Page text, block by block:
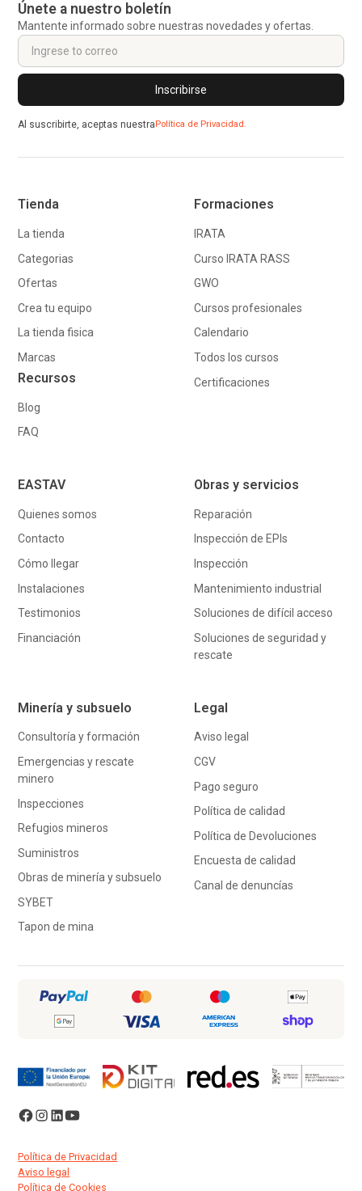
Únete a nuestro boletín
Mantente informado sobre nuestras novedades y ofertas.
Al suscribirte, aceptas nuestra Política de Privacidad.
Tienda
La tienda
Categorias
Ofertas
Crea tu equipo
La tienda fisica
Marcas
Recursos
Blog
FAQ
Formaciones
IRATA
Curso IRATA RASS
GWO
Cursos profesionales
Calendario
Todos los cursos
Certificaciones
EASTAV
Quienes somos
Contacto
Cómo llegar
Instalaciones
Testimonios
Financiación
Obras y servicios
Reparación
Inspección de EPIs
Inspección
Mantenimiento industrial
Soluciones de difícil acceso
Soluciones de seguridad y
rescate
Minería y subsuelo
Consultoría y formación
Emergencias y rescate
minero
Inspecciones
Refugios mineros
Suministros
Obras de minería y subsuelo
SYBET
Tapon de mina
Legal
Aviso legal
CGV
Pago seguro
Política de calidad
Política de Devoluciones
Encuesta de calidad
Canal de denuncías
Política de Privacidad
Aviso legal
Política de Cookies